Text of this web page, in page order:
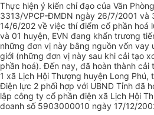
Thực hiện ý kiến chỉ đạo của Văn
3313/VPCP-ĐMDN ngày 26/7/2001 và
14/6/202 về việc thí điểm cổ phần hoá
và 01 huyện, EVN đang khẩn trương
những đơn vị này bằng nguồn vốn vay
giới (những đơn vị này sau khi cải tạo
phần hoá). Đến nay, đã hoàn thành
1 xã Lịch Hội Thượng huyện Long Phú,
Điện lực 2 phối hợp với UBND Tỉnh đã
lập công ty cổ phần điện xã Lịch Hội
doanh số 5903000010 ngày 17/12/